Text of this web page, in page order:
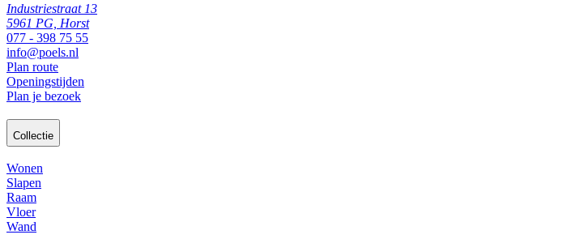
Industriestraat 13
5961 PG, Horst
077 - 398 75 55
info@poels.nl
Plan route
Openingstijden
Plan je bezoek
Collectie
Wonen
Slapen
Raam
Vloer
Wand